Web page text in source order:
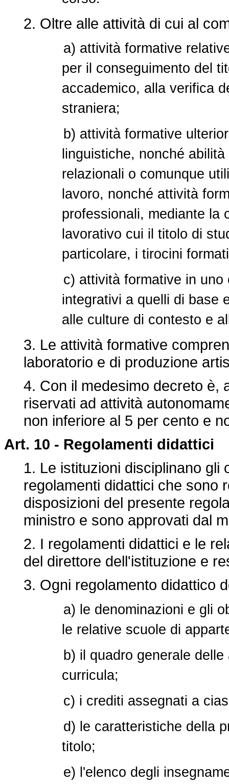
2. Oltre alle attività di cui al
a) attività formative
per il conseguimento del
accademico, alla verifica
straniera;
b) attività formative
linguistiche, nonché
relazionali o comunque
lavoro, nonché attività
professionali, mediante la
lavorativo cui il titolo di
particolare, i tirocini
c) attività formative in
integrativi a quelli di base
alle culture di contesto e
3. Le attività formative
laboratorio e di produzione
4. Con il medesimo decreto è,
riservati ad attività
non inferiore al 5 per cento e
Art. 10 - Regolamenti didattici
1. Le istituzioni disciplinano gli
regolamenti didattici che sono
disposizioni del presente
ministro e sono approvati dal
2. I regolamenti didattici e le
del direttore dell'istituzione e
3. Ogni regolamento didattico
a) le denominazioni e gli
le relative scuole di
b) il quadro generale
curricula;
c) i crediti assegnati a
d) le caratteristiche della
titolo;
e) l'elenco degli